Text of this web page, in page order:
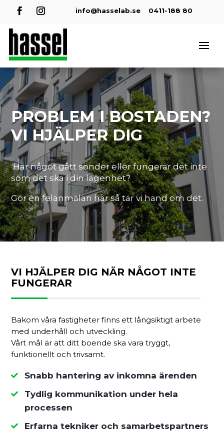
info@hasselab.se 0411-188 80
PROBLEM I BOSTADEN?
VI HJÄLPER DIG
Har något gått sönder eller fungerar det inte
som det ska i din lägenhet?
Gör en felanmälan här så tar vi hand om det.
VI HJÄLPER DIG NÄR NÅGOT INTE
FUNGERAR
Bakom våra fastigheter finns ett långsiktigt arbete
med underhåll och utveckling.
Vårt mål är att ditt boende ska vara tryggt,
funktionellt och trivsamt.
 Snabb hantering av inkomna ärenden

Tydlig kommunikation under hela
processen
 Erfarna tekniker och samarbetspartners